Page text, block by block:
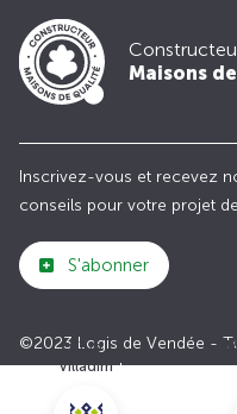
Club
Villadim
Maisons
Inscrivez-vous et recevez
conseils pour votre projet
S'abonner
©2023 Logis de Vendée -
Plan du site
Paramètres
Politiques de Confidentialités